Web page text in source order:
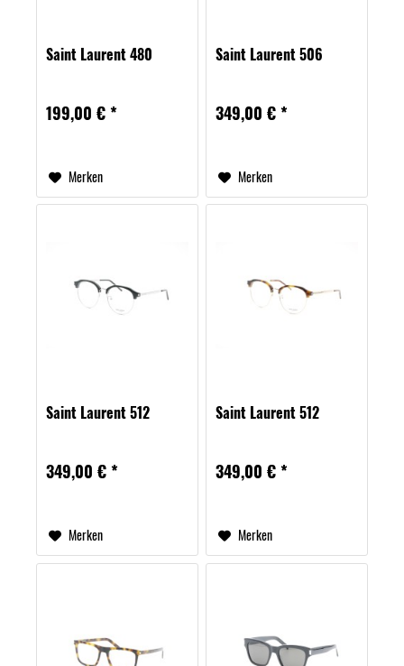
Saint Laurent 480
199,00 € *
Merken
Saint Laurent 506
349,00 € *
Merken
Saint Laurent 512
349,00 € *
Merken
Saint Laurent 512
349,00 € *
Merken